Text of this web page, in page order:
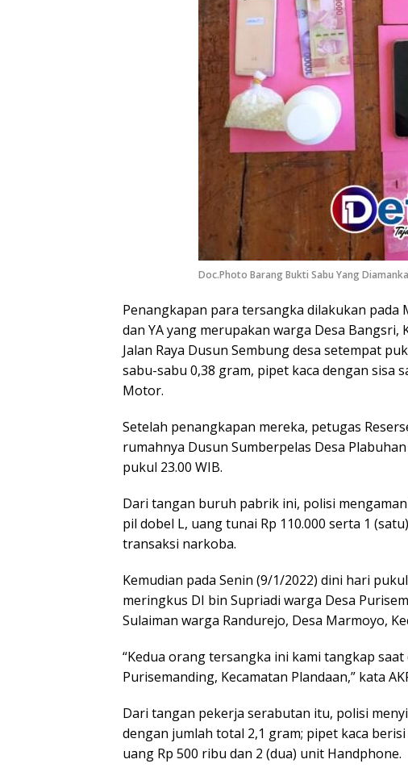
Doc.Photo Barang Bukti Sabu Yang
Penangkapan para tersangka dilakukan pada
dan YA yang merupakan warga Desa
Jalan Raya Dusun Sembung desa setempat
sabu-sabu 0,38 gram, pipet kaca dengan sisa
Motor.
Setelah penangkapan mereka, petugas
rumahnya Dusun Sumberpelas Desa
pukul 23.00 WIB.
Dari tangan buruh pabrik ini, polisi
pil dobel L, uang tunai Rp 110.000 serta 1
transaksi narkoba.
Kemudian pada Senin (9/1/2022) dini hari
meringkus DI bin Supriadi warga Desa
Sulaiman warga Randurejo, Desa Marmoyo,
“Kedua orang tersangka ini kami tangkap
Purisemanding, Kecamatan Plandaan,” kata
Dari tangan pekerja serabutan itu, polisi
dengan jumlah total 2,1 gram; pipet kaca
uang Rp 500 ribu dan 2 (dua) unit Handphone.